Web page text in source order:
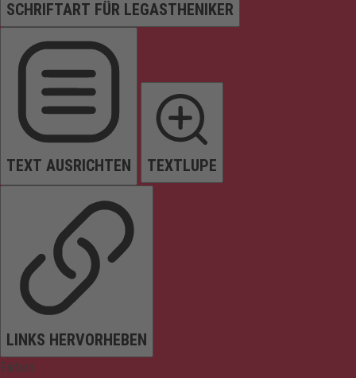
SCHRIFTART FÜR LEGASTHENIKER
TEXT AUSRICHTEN TEXTLUPE
LINKS HERVORHEBEN
Farben